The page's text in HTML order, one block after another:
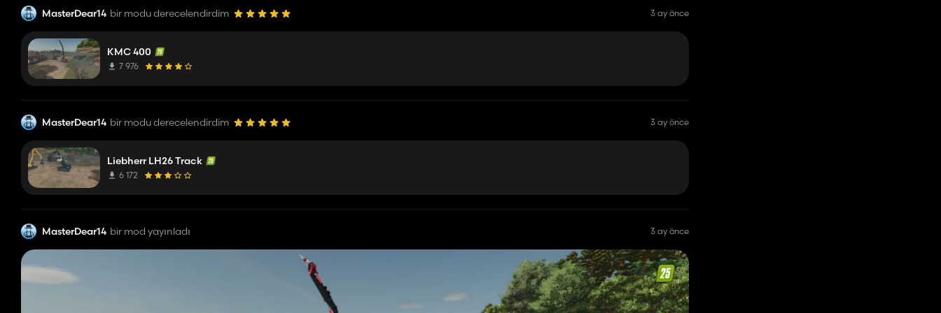
MasterDear14 bir modu derecelendirdim 3 ay önce
KMC 400
7 976
MasterDear14 bir modu derecelendirdim 3 ay önce
Liebherr LH26 Track
6 172
MasterDear14 bir mod yayınladı 3 ay önce